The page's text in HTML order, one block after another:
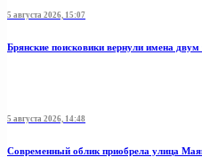
5 августа 2026, 15:07
Брянские поисковики вернули имена
5 августа 2026, 14:48
Современный облик приобрела улица